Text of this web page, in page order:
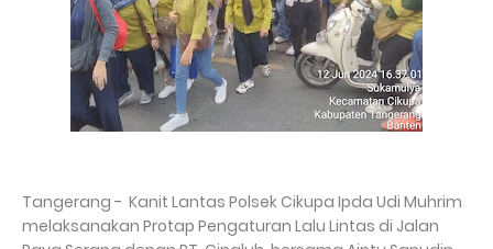
Tangerang - Kanit Lantas Polsek Cikupa Ipda Udi Muhrim
melaksanakan Protap Pengaturan Lalu Lintas di Jalan